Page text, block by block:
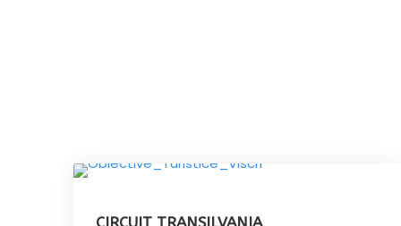
CIRCUIT TRANSILVANIA